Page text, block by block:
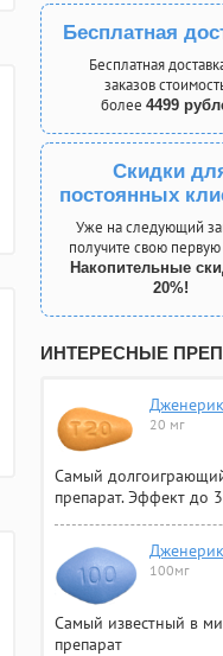
Бесплатная
Бесплатная
заказов
более 4499
Скидки
постоянных
Уже на следующий
получите свою первую
Накопительные
20%!
ИНТЕРЕСНЫЕ
20 мг
Самый
препарат. Эффект до
100мг
Самый известный в
препарат